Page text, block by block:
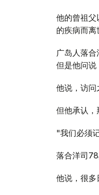
他的曾祖父
的疾病而离
广岛人落
但是他问
他说，访问
但他承认，
"我们必须
落合洋司
他说，很多